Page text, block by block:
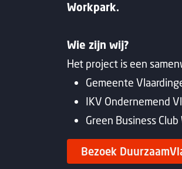
Workpark.
Wie zijn wij?
Het project is een
Gemeente
IKV Ondernemend
Green Business
Bezoek